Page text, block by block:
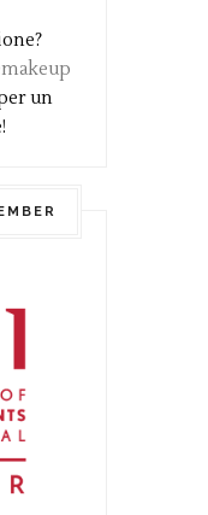
un